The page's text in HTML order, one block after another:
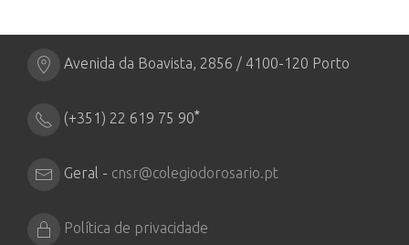
Avenida da Boavista, 2856 / 4100-120 Porto
(+351) 22 619 75 90*
Geral - cnsr@colegiodorosario.pt
Política de privacidade